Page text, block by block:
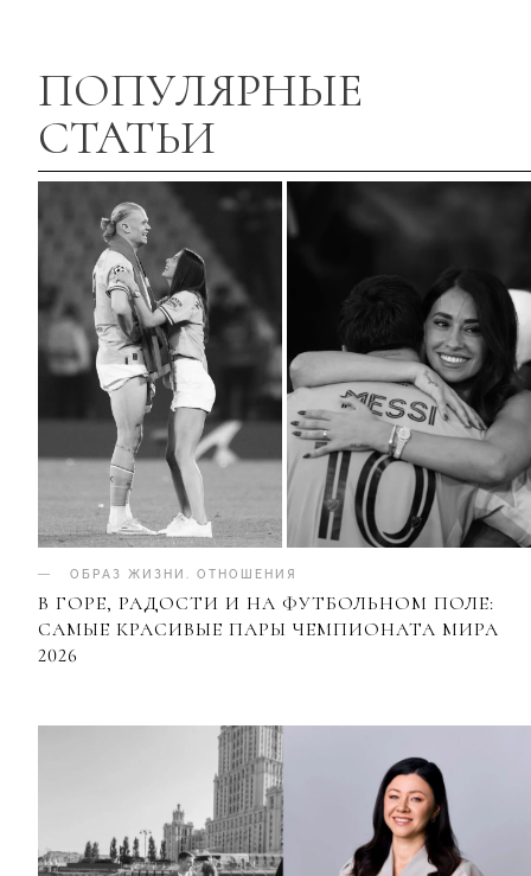
ПОПУЛЯРНЫЕ
СТАТЬИ
ОБРАЗ ЖИЗНИ ОТНОШЕНИЯ
В ГОРЕ, РАДОСТИ И НА ФУТБОЛЬНОМ ПОЛЕ:
САМЫЕ КРАСИВЫЕ ПАРЫ ЧЕМПИОНАТА МИРА
2026